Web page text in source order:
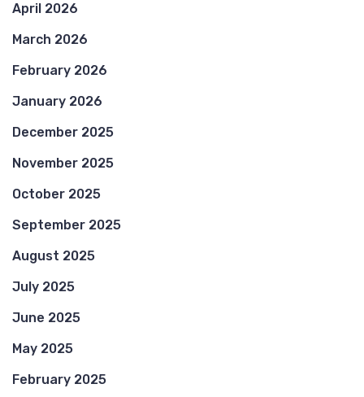
April 2026
March 2026
February 2026
January 2026
December 2025
November 2025
October 2025
September 2025
August 2025
July 2025
June 2025
May 2025
February 2025